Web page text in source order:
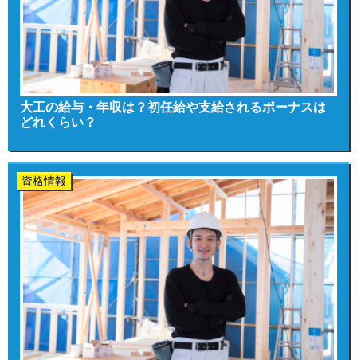
大工の給与・年収は？初任給や支給されるボーナスは
どれくらい？
資格情報